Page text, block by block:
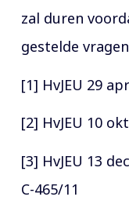
zal duren
gestelde
[1] HvJEU 29
[2] HvJEU 10
[3] HvJEU 13
C-465/11